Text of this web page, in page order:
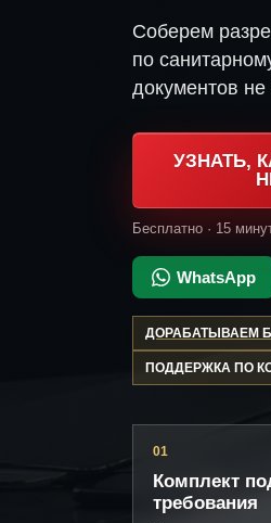
Соберем
по
документов не
УЗНАТЬ,
Бесплатно · 15
WhatsApp
ДОРАБАТЫВАЕМ
ПОДДЕРЖКА ПО
01
Комплект
требования